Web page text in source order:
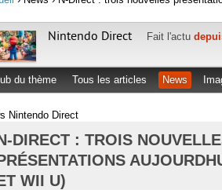
Nintendo Direct Fait l'actu
du thème Tous les articles News
Nintendo Direct
DIRECT : TROIS
WII U)